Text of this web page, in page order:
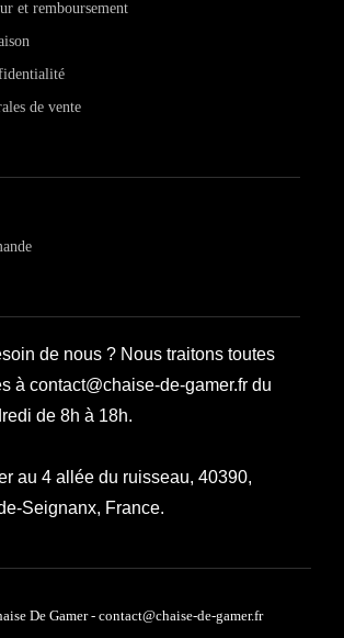
et remboursement
de vente
de nous ? Nous traitons toutes
à contact@chaise-de-gamer.fr du
de 8h à 18h.
au 4 allée du ruisseau, 40390,
Seignanx, France.
De Gamer - contact@chaise-de-gamer.fr